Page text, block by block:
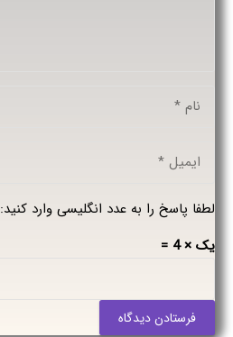
لطفا پاسخ را به عدد انگلیسی وارد کنید:
یک × 4 =
فرستادن دیدگاه